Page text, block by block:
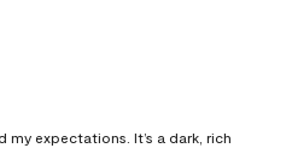
expectations. It’s a dark, rich